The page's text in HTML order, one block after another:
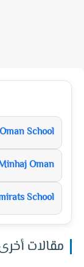
Oman School
Minhaj Oman
Emirats School
مقالات أخرى